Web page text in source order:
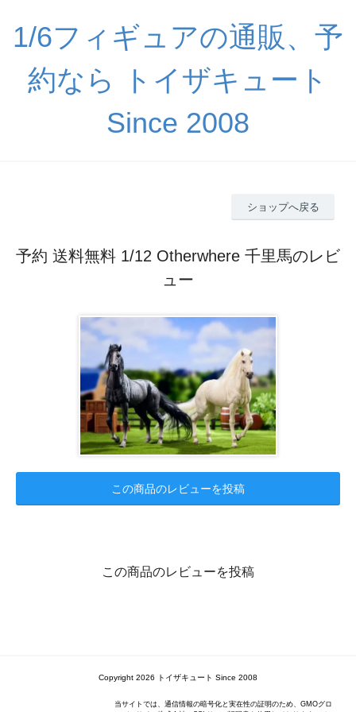
1/6フィギュアの通販、予
約なら トイザキュート
Since 2008
ショップへ戻る
予約 送料無料 1/12 Otherwhere 千里馬のレビ
ュー
この商品のレビューを投稿
この商品のレビューを投稿
Copyright 2026 トイザキュート Since 2008
当サイトでは、通信情報の暗号化と実在性の証明のため、GMOグロ